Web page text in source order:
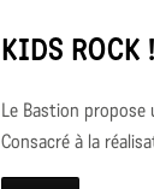
KIDS ROCK
Le Bastion propose
Consacré à la